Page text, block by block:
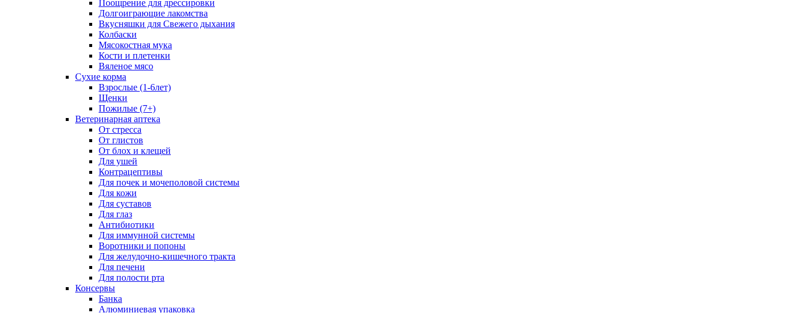
Поощрение для дрессировки
Долгоиграющие лакомства
Вкусняшки для Свежего дыхания
Колбаски
Мясокостная мука
Кости и плетенки
Вяленое мясо
Сухие корма
Взрослые (1-6лет)
Щенки
Пожилые (7+)
Ветеринарная аптека
От стресса
От глистов
От блох и клещей
Для ушей
Контрацептивы
Для почек и мочеполовой системы
Для кожи
Для суставов
Для глаз
Антибиотики
Для иммунной системы
Воротники и попоны
Для желудочно-кишечного тракта
Для печени
Для полости рта
Консервы
Банка
Алюминиевая упаковка